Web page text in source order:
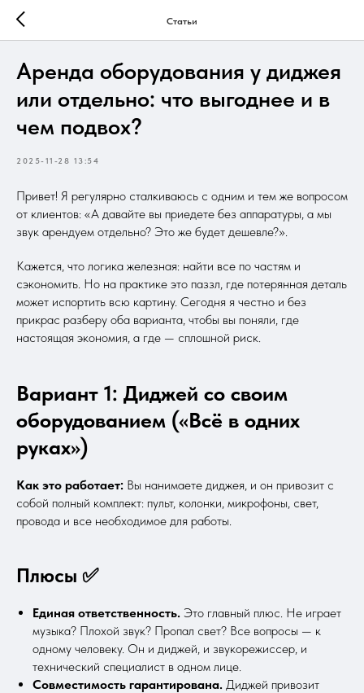
Статьи
Аренда оборудования у диджея
или отдельно: что выгоднее и в
чем подвох?
2025-11-28 13:54
Привет! Я регулярно сталкиваюсь с одним и тем же вопросом
от клиентов: «А давайте вы приедете без аппаратуры, а мы
звук арендуем отдельно? Это же будет дешевле?».
Кажется, что логика железная: найти все по частям и
сэкономить. Но на практике это паззл, где потерянная деталь
может испортить всю картину. Сегодня я честно и без
прикрас разберу оба варианта, чтобы вы поняли, где
настоящая экономия, а где — сплошной риск.
Вариант 1: Диджей со своим
оборудованием («Всё в одних
руках»)
Как это работает: Вы нанимаете диджея, и он привозит с
собой полный комплект: пульт, колонки, микрофоны, свет,
провода и все необходимое для работы.
Плюсы ✅
Единая ответственность. Это главный плюс. Не играет
музыка? Плохой звук? Пропал свет? Все вопросы — к
одному человеку. Он и диджей, и звукорежиссер, и
технический специалист в одном лице.
Совместимость гарантирована. Диджей привозит